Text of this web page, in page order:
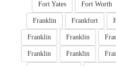
Fort Worth
Fort Yates
Frankfort
Franklin
Franklin
Franklin
Franklin
Franklin